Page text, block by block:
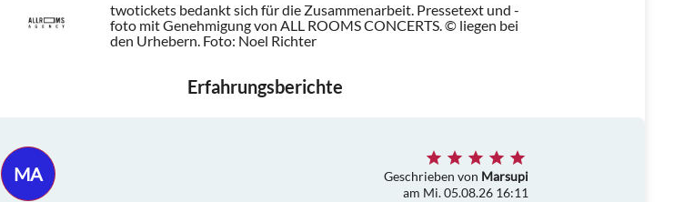
twotickets bedankt sich für die Zusammenarbeit. Pressetext und -
foto mit Genehmigung von ALL ROOMS CONCERTS. © liegen bei
den Urhebern. Foto: Noel Richter
Erfahrungsberichte
MA Geschrieben von Marsupi
am Mi. 05.08.26 16:11